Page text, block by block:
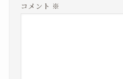
コメント ※